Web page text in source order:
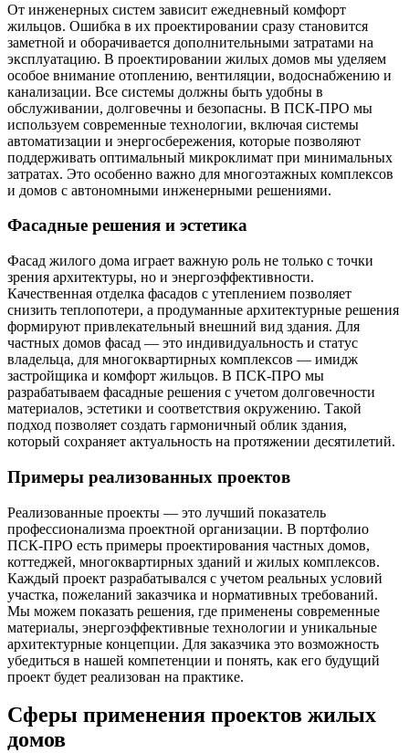
От инженерных систем зависит ежедневный комфорт
жильцов. Ошибка в их проектировании сразу становится
заметной и оборачивается дополнительными затратами на
эксплуатацию. В проектировании жилых домов мы уделяем
особое внимание отоплению, вентиляции, водоснабжению и
канализации. Все системы должны быть удобны в
обслуживании, долговечны и безопасны. В ПСК-ПРО мы
используем современные технологии, включая системы
автоматизации и энергосбережения, которые позволяют
поддерживать оптимальный микроклимат при минимальных
затратах. Это особенно важно для многоэтажных комплексов
и домов с автономными инженерными решениями.
Фасадные решения и эстетика
Фасад жилого дома играет важную роль не только с точки
зрения архитектуры, но и энергоэффективности.
Качественная отделка фасадов с утеплением позволяет
снизить теплопотери, а продуманные архитектурные решения
формируют привлекательный внешний вид здания. Для
частных домов фасад — это индивидуальность и статус
владельца, для многоквартирных комплексов — имидж
застройщика и комфорт жильцов. В ПСК-ПРО мы
разрабатываем фасадные решения с учетом долговечности
материалов, эстетики и соответствия окружению. Такой
подход позволяет создать гармоничный облик здания,
который сохраняет актуальность на протяжении десятилетий.
Примеры реализованных проектов
Реализованные проекты — это лучший показатель
профессионализма проектной организации. В портфолио
ПСК-ПРО есть примеры проектирования частных домов,
коттеджей, многоквартирных зданий и жилых комплексов.
Каждый проект разрабатывался с учетом реальных условий
участка, пожеланий заказчика и нормативных требований.
Мы можем показать решения, где применены современные
материалы, энергоэффективные технологии и уникальные
архитектурные концепции. Для заказчика это возможность
убедиться в нашей компетенции и понять, как его будущий
проект будет реализован на практике.
Сферы применения проектов жилых
домов